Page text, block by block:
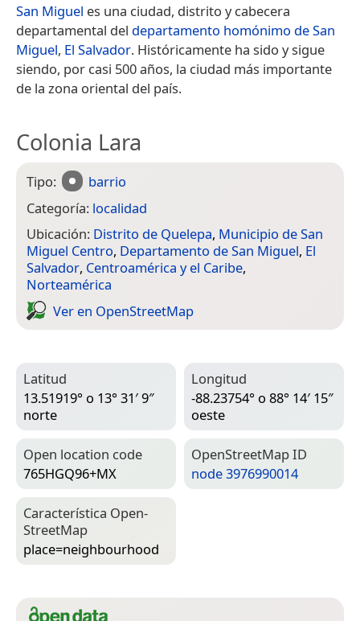
San Miguel es una ciudad, distrito y cabecera
departamental del departamento homónimo de San
Miguel, El Salvador. Históricamente ha sido y sigue
siendo, por casi 500 años, la ciudad más importante
de la zona oriental del país.
Colonia Lara
Tipo:
barrio
Categoría: localidad
Ubicación: Distrito de Quelepa, Municipio de San
Miguel Centro, Departamento de San Miguel, El
Salvador, Centroamérica y el Caribe,
Norteamérica
Ver en Open­Street­Map
Latitud
13.51919° o 13° 31′ 9″
norte
Longitud
-88.23754° o 88° 14′ 15″
oeste
Open location code
765HGQ96+MX
Open­Street­Map ID
node 3976990014
Característica Open­
Street­Map
place=­neighbourhood